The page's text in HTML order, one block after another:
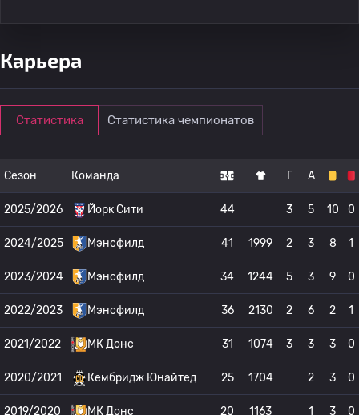
Карьера
Статистика Статистика чемпионатов
Сезон Команда Г А
2025/2026 Йорк Сити 44 3 5 10 0
2024/2025 Мэнсфилд 41 1999 2 3 8 1
2023/2024 Мэнсфилд 34 1244 5 3 9 0
2022/2023 Мэнсфилд 36 2130 2 6 2 1
2021/2022 МК Донс 31 1074 3 3 3 0
2020/2021 Кембридж Юнайтед 25 1704 2 3 0
2019/2020 МК Донс 20 1163 1 3 0